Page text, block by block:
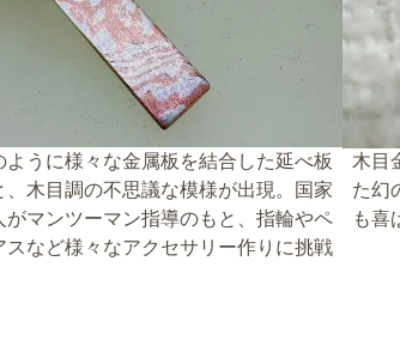
ように様々な金属板を結合した延べ板
、木目調の不思議な模様が出現。国家
がマンツーマン指導のもと、指輪やペ
スなど様々なアクセサリー作りに挑戦
木目
た幻
も喜